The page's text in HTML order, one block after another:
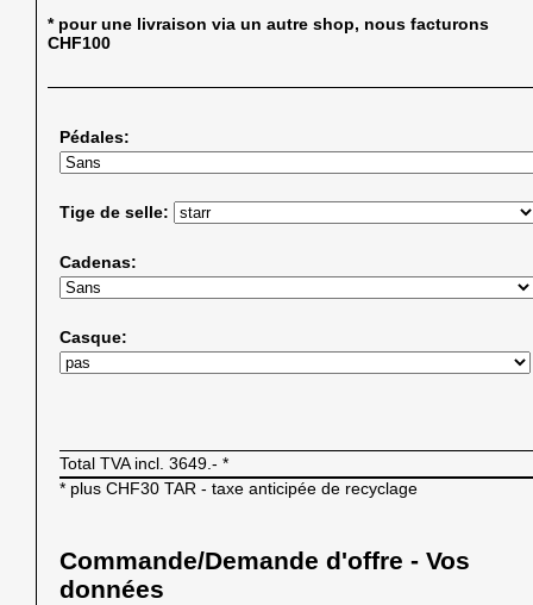
* pour une livraison via un autre shop, nous facturons
CHF100
Pédales:
Tige de selle:
Cadenas:
Casque:
Total TVA incl.3649.- *
* plus CHF30 TAR - taxe anticipée de recyclage
Commande/Demande d'offre - Vos
données